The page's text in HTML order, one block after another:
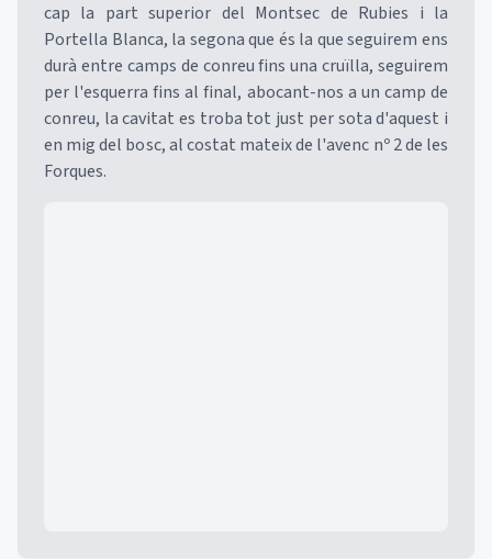
cap la part superior del Montsec de Rubies i la
Portella Blanca, la segona que és la que seguirem ens
durà entre camps de conreu fins una cruïlla, seguirem
per l'esquerra fins al final, abocant-nos a un camp de
conreu, la cavitat es troba tot just per sota d'aquest i
en mig del bosc, al costat mateix de l'avenc nº 2 de les
Forques.